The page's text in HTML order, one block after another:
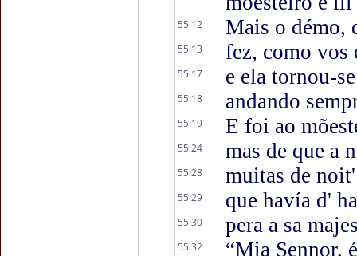
55:12 Mais o démo,
55:13 fez, como
55:17 e ela tornou-
55:18 andando
55:19 E foi ao
55:24 mas de que a
55:28 muitas de
55:29 que havía d'
55:30 pera a sa
55:32 “Mia Sennor,